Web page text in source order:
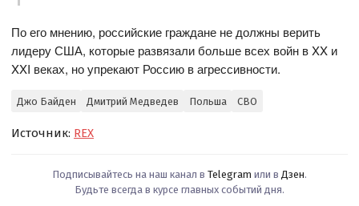
По его мнению, российские граждане не должны верить
лидеру США, которые развязали больше всех войн в XX и
XXI веках, но упрекают Россию в агрессивности.
Джо Байден Дмитрий Медведев Польша СВО
Источник: REX
Подписывайтесь на наш канал в Telegram или в Дзен.
Будьте всегда в курсе главных событий дня.